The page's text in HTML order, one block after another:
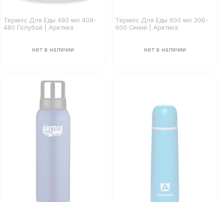
Термос Для Еды 480 мл 409-
480 Голубой | Арктика
Термос Для Еды 600 мл 306-
600 Синий | Арктика